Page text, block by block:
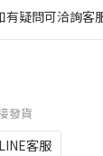
有疑問可洽詢客
發貨
客服